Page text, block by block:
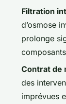
Filtration
d’osmose
prolonge
Contrat de
des
imprévues